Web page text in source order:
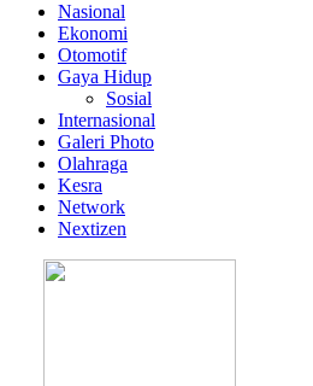
Nasional
Ekonomi
Otomotif
Gaya Hidup
Sosial
Internasional
Galeri Photo
Olahraga
Kesra
Network
Nextizen